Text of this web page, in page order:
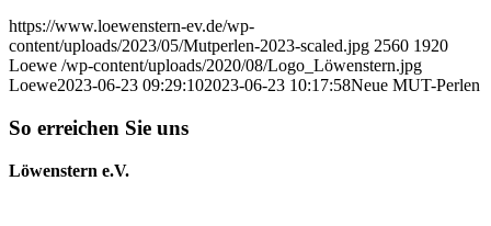
https://www.loewenstern-ev.de/wp-
content/uploads/2023/05/Mutperlen-2023-scaled.jpg 2560 1920
Loewe /wp-content/uploads/2020/08/Logo_Löwenstern.jpg
Loewe2023-06-23 09:29:102023-06-23 10:17:58Neue MUT-Perlen
So erreichen Sie uns
Löwenstern e.V.